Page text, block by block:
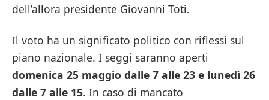
dell’allora presidente Giovanni Toti.
Il voto ha un significato politico con riflessi sul
piano nazionale. I seggi saranno aperti
domenica 25 maggio dalle 7 alle 23 e lunedì 26
dalle 7 alle 15. In caso di mancato